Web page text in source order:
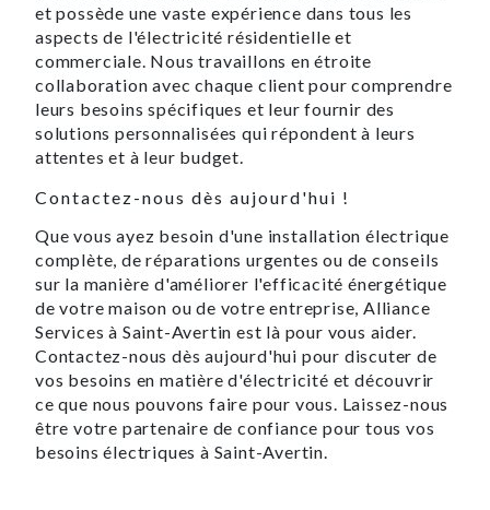
et possède une vaste expérience dans tous les
aspects de l'électricité résidentielle et
commerciale. Nous travaillons en étroite
collaboration avec chaque client pour comprendre
leurs besoins spécifiques et leur fournir des
solutions personnalisées qui répondent à leurs
attentes et à leur budget.
Contactez-nous dès aujourd'hui !
Que vous ayez besoin d'une installation électrique
complète, de réparations urgentes ou de conseils
sur la manière d'améliorer l'efficacité énergétique
de votre maison ou de votre entreprise, Alliance
Services à Saint-Avertin est là pour vous aider.
Contactez-nous dès aujourd'hui pour discuter de
vos besoins en matière d'électricité et découvrir
ce que nous pouvons faire pour vous. Laissez-nous
être votre partenaire de confiance pour tous vos
besoins électriques à Saint-Avertin.